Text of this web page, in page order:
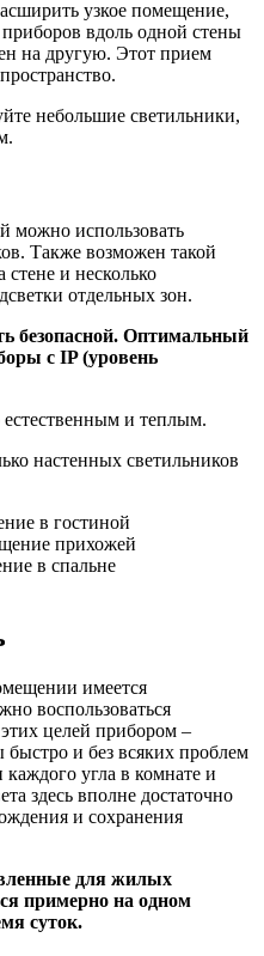
узкое помещение,
приборов вдоль одной стены
на другую. Этот прием
небольшие светильники,
можно использовать
Также возможен такой
и несколько
отдельных зон.
безопасной. Оптимальный
с IP (уровень
и теплым.
настенных светильников
имеется
воспользоваться
целей прибором –
и без всяких проблем
угла в комнате и
здесь вполне достаточно
и сохранения
для жилых
примерно на одном
суток.